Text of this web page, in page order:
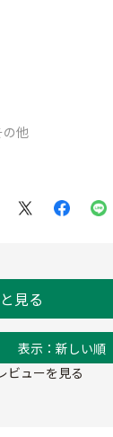
の他
見る
表示：新しい順
ビューを見る